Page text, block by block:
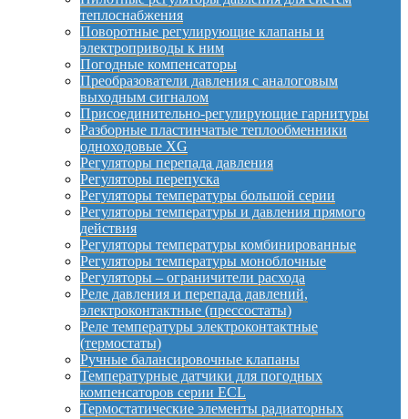
теплоснабжения
Поворотные регулирующие клапаны и
электроприводы к ним
Погодные компенсаторы
Преобразователи давления с аналоговым
выходным сигналом
Присоединительно-регулирующие гарнитуры
Разборные пластинчатые теплообменники
одноходовые XG
Регуляторы перепада давления
Регуляторы перепуска
Регуляторы температуры большой серии
Регуляторы температуры и давления прямого
действия
Регуляторы температуры комбинированные
Регуляторы температуры моноблочные
Регуляторы – ограничители расхода
Реле давления и перепада давлений,
электроконтактные (прессостаты)
Реле температуры электроконтактные
(термостаты)
Ручные балансировочные клапаны
Температурные датчики для погодных
компенсаторов серии ECL
Термостатические элементы радиаторных